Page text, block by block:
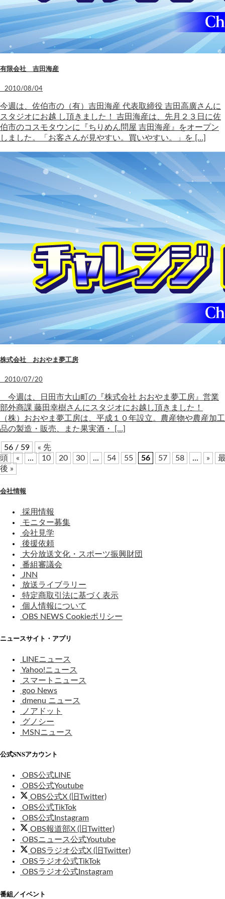
有限会社 吉田海産
2010/08/04
今週は、佐伯市の（有）吉田海産 代表取締役 吉田高廣さんに
スタジオにお越 し頂きました！ 吉田海産は、先月２３日に佐
伯市のコスモタウンに『ちりめん問屋 吉田海産』をオープン
しました。「お客さんが見やすい。買いやすい。」を […]
株式会社 おおやま夢工房
2010/07/20
今週は、日田市大山町の『株式会社 おおやま夢工房』営業
部外商課 藤田幸樹さんにスタジオにお越し頂きました！
（株）おおやま夢工房は、平成１０年設立。農産物や農産加工
品の製造・販売、また果実酒・ […]
56 / 59
« 先
頭
« ... 10 20 30 ... 54 55 56 57 58 ... »
後 »
会社情報
採用情報
モニター募集
会社見学
後援依頼
大分放送文化・スポーツ振興財団
番組審議会
JNN
放送ライブラリー
特定商取引法に基づく表示
個人情報について
OBS NEWS Cookieポリシー
ニュースサイト・アプリ
LINEニュース
Yahoo!ニュース
スマートニュース
goo News
dmenu ニュース
ノアドット
グノシー
MSNニュース
公式SNSアカウント
OBS公式LINE
OBS公式Youtube
OBS公式X (旧Twitter)
OBS公式TikTok
OBS公式Instagram
OBS報道部X (旧Twitter)
OBSニュース公式Youtube
OBSラジオ公式X (旧Twitter)
OBSラジオ公式TikTok
OBSラジオ公式Instagram
番組／イベント